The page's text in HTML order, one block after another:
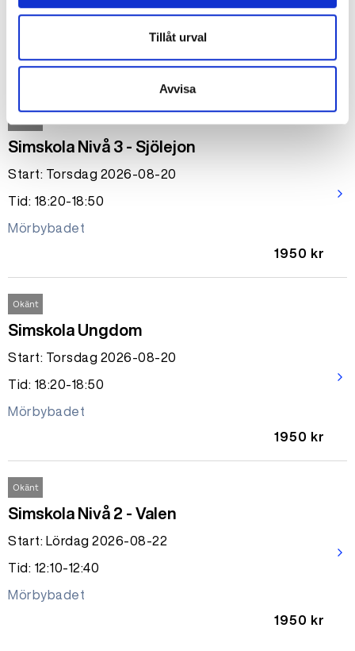
Tillåt urval
Avvisa
Tid: 17:10-17:40
650 kr
arrow_forward_ios
Simskola Nivå 3 - Sjölejon
Start: Torsdag 2026-08-20
Tid: 18:20-18:50
Mörbybadet
1950 kr
arrow_forward_ios
Okänt
Simskola Ungdom
Start: Torsdag 2026-08-20
Tid: 18:20-18:50
Mörbybadet
1950 kr
arrow_forward_ios
Okänt
Simskola Nivå 2 - Valen
Start: Lördag 2026-08-22
Tid: 12:10-12:40
Mörbybadet
1950 kr
arrow_forward_ios